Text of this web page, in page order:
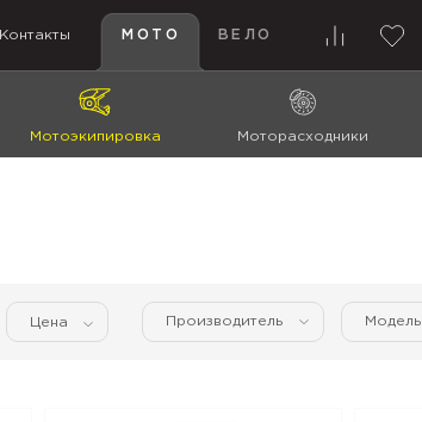
Контакты МОТО ВЕЛО
Мотоэкипировка Моторасходники
Цена Производитель Модель